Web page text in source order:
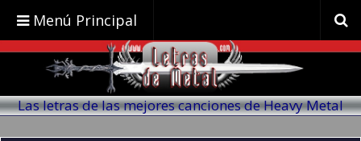
Menú Principal
Las letras de las mejores canciones de Heavy Metal